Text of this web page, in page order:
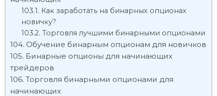
Как заработать на бинарных опционах
новичку?
Торговля лучшими бинарными опционами
Обучение бинарным опционам для новичков
Бинарные опционы для начинающих
трейдеров
Торговля бинарными опционами для
начинающих